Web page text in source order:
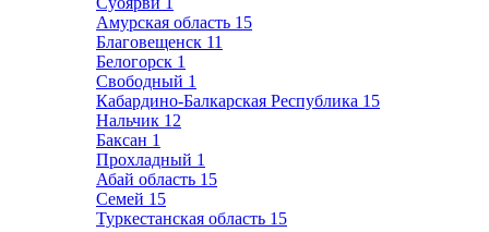
Амурская область 15
Благовещенск 11
Белогорск 1
Свободный 1
Кабардино-Балкарская Республика 15
Нальчик 12
Баксан 1
Прохладный 1
Абай область 15
Семей 15
Туркестанская область 15